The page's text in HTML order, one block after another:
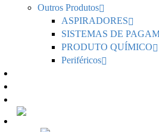
Outros Produtos
ASPIRADORES
SISTEMAS DE
PRODUTO QUÍMICO
Periféricos